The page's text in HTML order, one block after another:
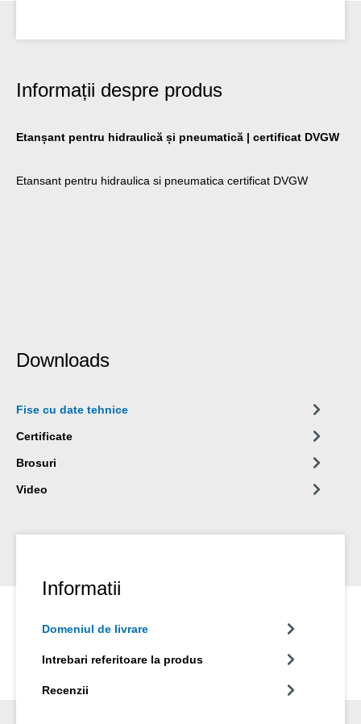
Informații despre produs
Etanșant pentru hidraulică și pneumatică | certificat DVGW
Etansant pentru hidraulica si pneumatica certificat DVGW
Downloads
Fise cu date tehnice
Certificate
Brosuri
Video
Informatii
Domeniul de livrare
Intrebari referitoare la produs
Recenzii